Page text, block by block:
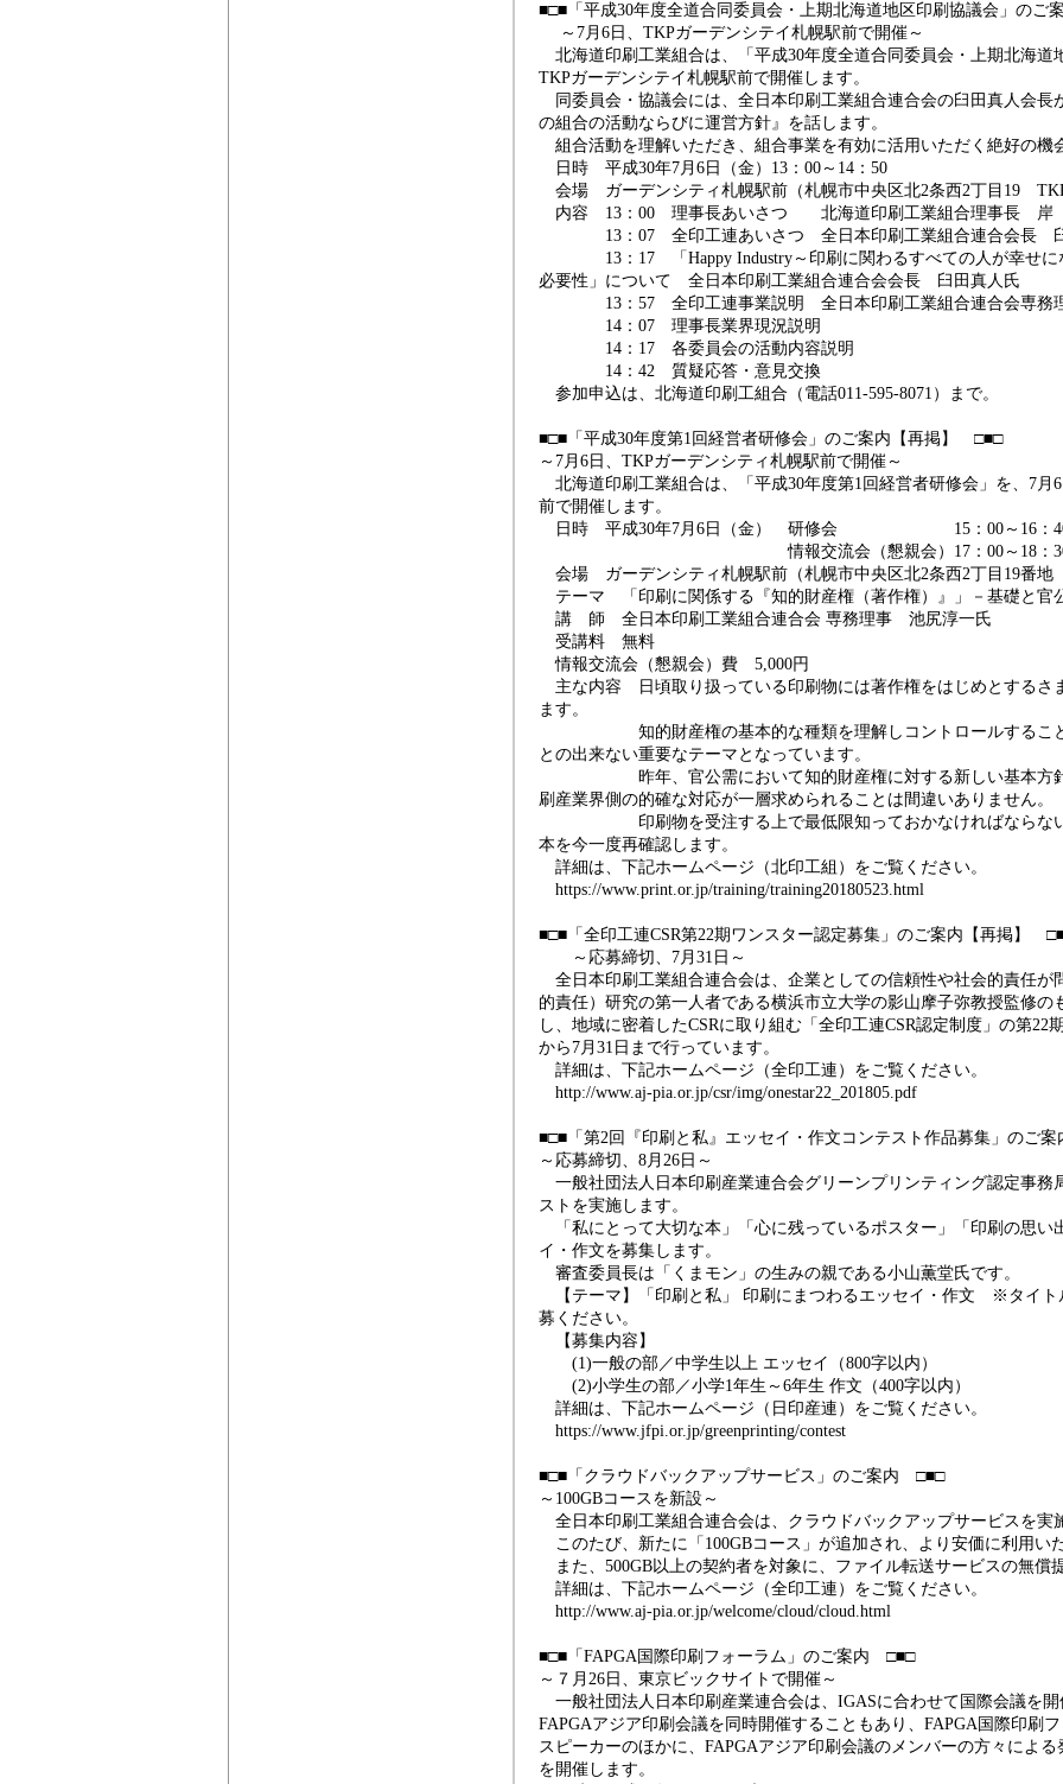
■□■「平成30年度全道合同委員会・上期北海道地区印刷協議会」の
～7月6日、TKPガーデンシテイ札幌駅前で開催～
北海道印刷工業組合は、「平成30年度全道合同委員会・上期北海道
TKPガーデンシテイ札幌駅前で開催します。
同委員会・協議会には、全日本印刷工業組合連合会の臼田真人会長
の組合の活動ならびに運営方針』を話します。
組合活動を理解いただき、組合事業を有効に活用いただく絶好の機
日時 平成30年7月6日（金）13：00～14：50
会場 ガーデンシティ札幌駅前（札幌市中央区北2条西2丁目19
内容 13：00 理事長あいさつ 北海道印刷工業組合理事
13：07 全印工連あいさつ 全日本印刷工業組合連合会長 臼
13：17 「Happy Industry～印刷に関わるすべての人が幸せに
必要性」について 全日本印刷工業組合連合会会長 臼田真人氏
13：57 全印工連事業説明 全日本印刷工業組合連合会専務
14：07 理事長業界現況説明
14：17 各委員会の活動内容説明
14：42 質疑応答・意見交換
参加申込は、北海道印刷工組合（電話011-595-8071）まで。
■□■「平成30年度第1回経営者研修会」のご案内【再掲】 □■□
～7月6日、TKPガーデンシティ札幌駅前で開催～
北海道印刷工業組合は、「平成30年度第1回経営者研修会」を、7月
前で開催します。
日時 平成30年7月6日（金） 研修会 15：00～16：
情報交流会（懇親会）17：00～18：
会場 ガーデンシティ札幌駅前（札幌市中央区北2条西2丁目19番
テーマ 「印刷に関係する『知的財産権（著作権）』」－基礎と官
講 師 全日本印刷工業組合連合会 専務理事 池尻淳一氏
受講料 無料
情報交流会（懇親会）費 5,000円
主な内容 日頃取り扱っている印刷物には著作権をはじめとするさ
ます。
知的財産権の基本的な種類を理解しコントロールすること
との出来ない重要なテーマとなっています。
昨年、官公需において知的財産権に対する新しい基本方針
刷産業界側の的確な対応が一層求められることは間違いありません。
印刷物を受注する上で最低限知っておかなければならない
本を今一度再確認します。
詳細は、下記ホームページ（北印工組）をご覧ください。
https://www.print.or.jp/training/training20180523.html
■□■「全印工連CSR第22期ワンスター認定募集」のご案内【再掲】
～応募締切、7月31日～
全日本印刷工業組合連合会は、企業としての信頼性や社会的責任が
的責任）研究の第一人者である横浜市立大学の影山摩子弥教授監修の
し、地域に密着したCSRに取り組む「全印工連CSR認定制度」の第22
から7月31日まで行っています。
詳細は、下記ホームページ（全印工連）をご覧ください。
http://www.aj-pia.or.jp/csr/img/onestar22_201805.pdf
■□■「第2回『印刷と私』エッセイ・作文コンテスト作品募集」のご
～応募締切、8月26日～
一般社団法人日本印刷産業連合会グリーンプリンティング認定事務
ストを実施します。
「私にとって大切な本」「心に残っているポスター」「印刷の思い
イ・作文を募集します。
審査委員長は「くまモン」の生みの親である小山薫堂氏です。
【テーマ】「印刷と私」 印刷にまつわるエッセイ・作文 ※タイト
募ください。
【募集内容】
(1)一般の部／中学生以上 エッセイ（800字以内）
(2)小学生の部／小学1年生～6年生 作文（400字以内）
詳細は、下記ホームページ（日印産連）をご覧ください。
https://www.jfpi.or.jp/greenprinting/contest
■□■「クラウドバックアップサービス」のご案内 □■□
～100GBコースを新設～
全日本印刷工業組合連合会は、クラウドバックアップサービスを実
このたび、新たに「100GBコース」が追加され、より安価に利用い
また、500GB以上の契約者を対象に、ファイル転送サービスの無償
詳細は、下記ホームページ（全印工連）をご覧ください。
http://www.aj-pia.or.jp/welcome/cloud/cloud.html
■□■「FAPGA国際印刷フォーラム」のご案内 □■□
～７月26日、東京ビックサイトで開催～
一般社団法人日本印刷産業連合会は、IGASに合わせて国際会議を開
FAPGAアジア印刷会議を同時開催することもあり、FAPGA国際印刷
スピーカーのほかに、FAPGAアジア印刷会議のメンバーの方々によ
を開催します。